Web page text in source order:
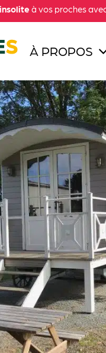
insolite à vos proches
À PROPOS